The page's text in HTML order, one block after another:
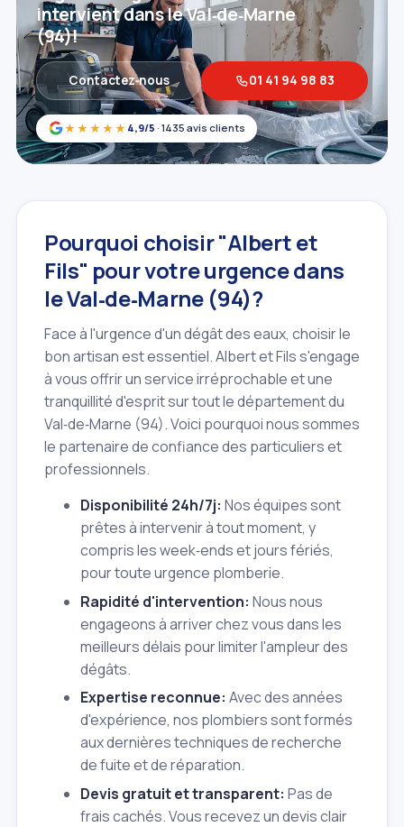
★★★★★ 4,9/5 · 1435 avis clients
intervient dans le Val‑de‑Marne
(94)!
Contactez‑nous 01 41 94 98 83
Pourquoi choisir "Albert et
Fils" pour votre urgence dans
le Val‑de‑Marne (94)?
Face à l'urgence d'un dégât des eaux, choisir le
bon artisan est essentiel. Albert et Fils s'engage
à vous offrir un service irréprochable et une
tranquillité d'esprit sur tout le département du
Val‑de‑Marne (94). Voici pourquoi nous sommes
le partenaire de confiance des particuliers et
professionnels.
Disponibilité 24h/7j: Nos équipes sont
prêtes à intervenir à tout moment, y
compris les week‑ends et jours fériés,
pour toute urgence plomberie.
Rapidité d'intervention: Nous nous
engageons à arriver chez vous dans les
meilleurs délais pour limiter l'ampleur des
dégâts.
Expertise reconnue: Avec des années
d'expérience, nos plombiers sont formés
aux dernières techniques de recherche
de fuite et de réparation.
Devis gratuit et transparent: Pas de
frais cachés. Vous recevez un devis clair